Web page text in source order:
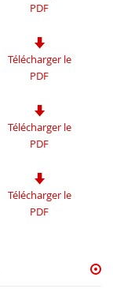
PDF
Télécharger le
PDF
Télécharger le
PDF
Télécharger le
PDF